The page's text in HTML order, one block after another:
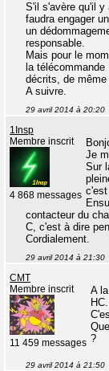
S'il s'avère qu'il y
faudra engager
un
responsable.
Mais pour le
la
décrits, de
A suivre.
29 avril 2014 à 20:20
1Insp
Membre inscrit
4 868 messages
Je
Sur
contacteur du
C, c'est à dire
Cordialement.
29 avril 2014 à 21:30
CMT
Membre inscrit
11 459 messages
A
HC.
?
29 avril 2014 à 21:50